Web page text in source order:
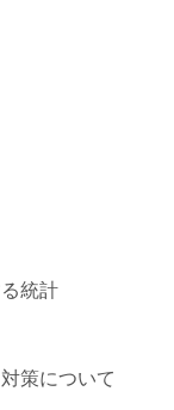
統計
策について